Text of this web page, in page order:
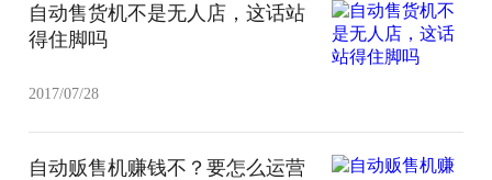
自动售货机不是无人店，这话站
得住脚吗
2017/07/28
自动贩售机赚钱不？要怎么运营